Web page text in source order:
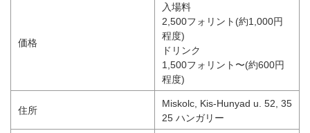
価格
入場料
2,500フォリント(約1,000円
程度)
ドリンク
1,500フォリント〜(約600円
程度)
住所
Miskolc, Kis-Hunyad u. 52, 35
25 ハンガリー